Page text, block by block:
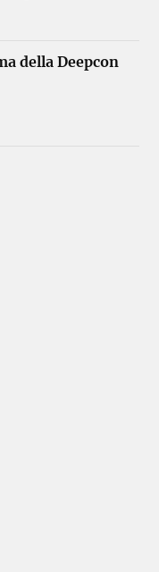
della Deepcon